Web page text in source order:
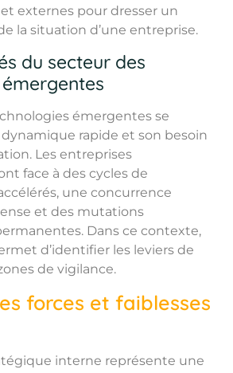
externes pour dresser un
la situation d’une entreprise.
du secteur des
émergentes se
dynamique rapide et son besoin
Les entreprises
face à des cycles de
une concurrence
et des mutations
Dans ce contexte,
d’identifier les leviers de
de vigilance.
forces et faiblesses
interne représente une